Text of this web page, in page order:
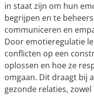
in staat zijn om hun
begrijpen en te
communiceren en
Door emotieregulatie
conflicten op een
oplossen en hoe ze
omgaan. Dit draagt bij
gezonde relaties,